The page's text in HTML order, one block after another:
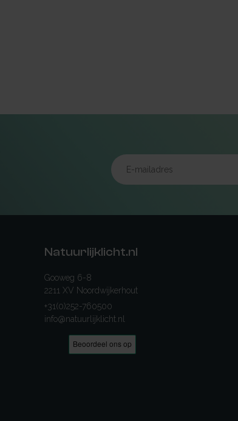
Natuurlijklicht.nl
Gooweg 6-8
2211 XV Noordwijkerhout
+31(0)252-760500
info@natuurlijklicht.nl